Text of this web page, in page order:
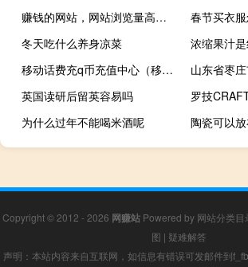
赚钱的网站，网站浏览量高就能赚钱吗？那又是怎样赚钱的呢？
春节买衣
冬天吃什么养身凉菜
浓缩果汁
移动话费充q币充值中心（移动话费充q币中心）
英国读研后留英容易吗
为什么过年不能喝米酒呢
陶瓷可以
Copyright © 2012 - 2026 网赚站 Powered by 网站分类目
图 | 疑难解答
声明：本站内容来自互联网，如信息有错误可发邮件到